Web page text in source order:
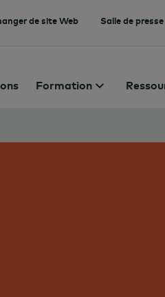
de site Web Salle de presse
Formation